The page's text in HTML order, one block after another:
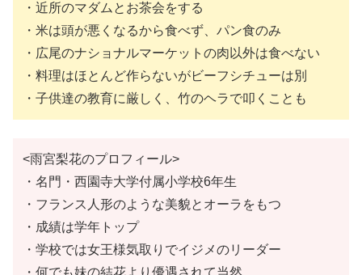
・近所のマダムとお茶会をする
・米は頭が悪くなるから食べず、パン食のみ
・広尾のナショナルマーケットの肉以外は食べない
・料理はほとんど作らないがビーフシチューは別
・子供達の教育に厳しく、竹のヘラで叩くことも
<雨宮梨花のプロフィール>
・名門・西園寺大学付属小学校6年生
・フランス人形のような美貌とオーラをもつ
・成績は学年トップ
・学校では女王様気取りでイジメのリーダー
・何でも妹の結花より優遇されて当然